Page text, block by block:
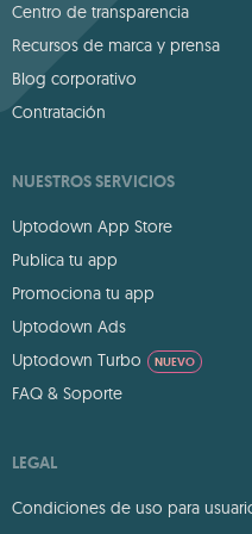
Centro de transparencia
Recursos de marca y prensa
Blog corporativo
Contratación
NUESTROS SERVICIOS
Uptodown App Store
Publica tu app
Promociona tu app
Uptodown Ads
Uptodown Turbo
NUEVO
FAQ & Soporte
LEGAL
Condiciones de uso para